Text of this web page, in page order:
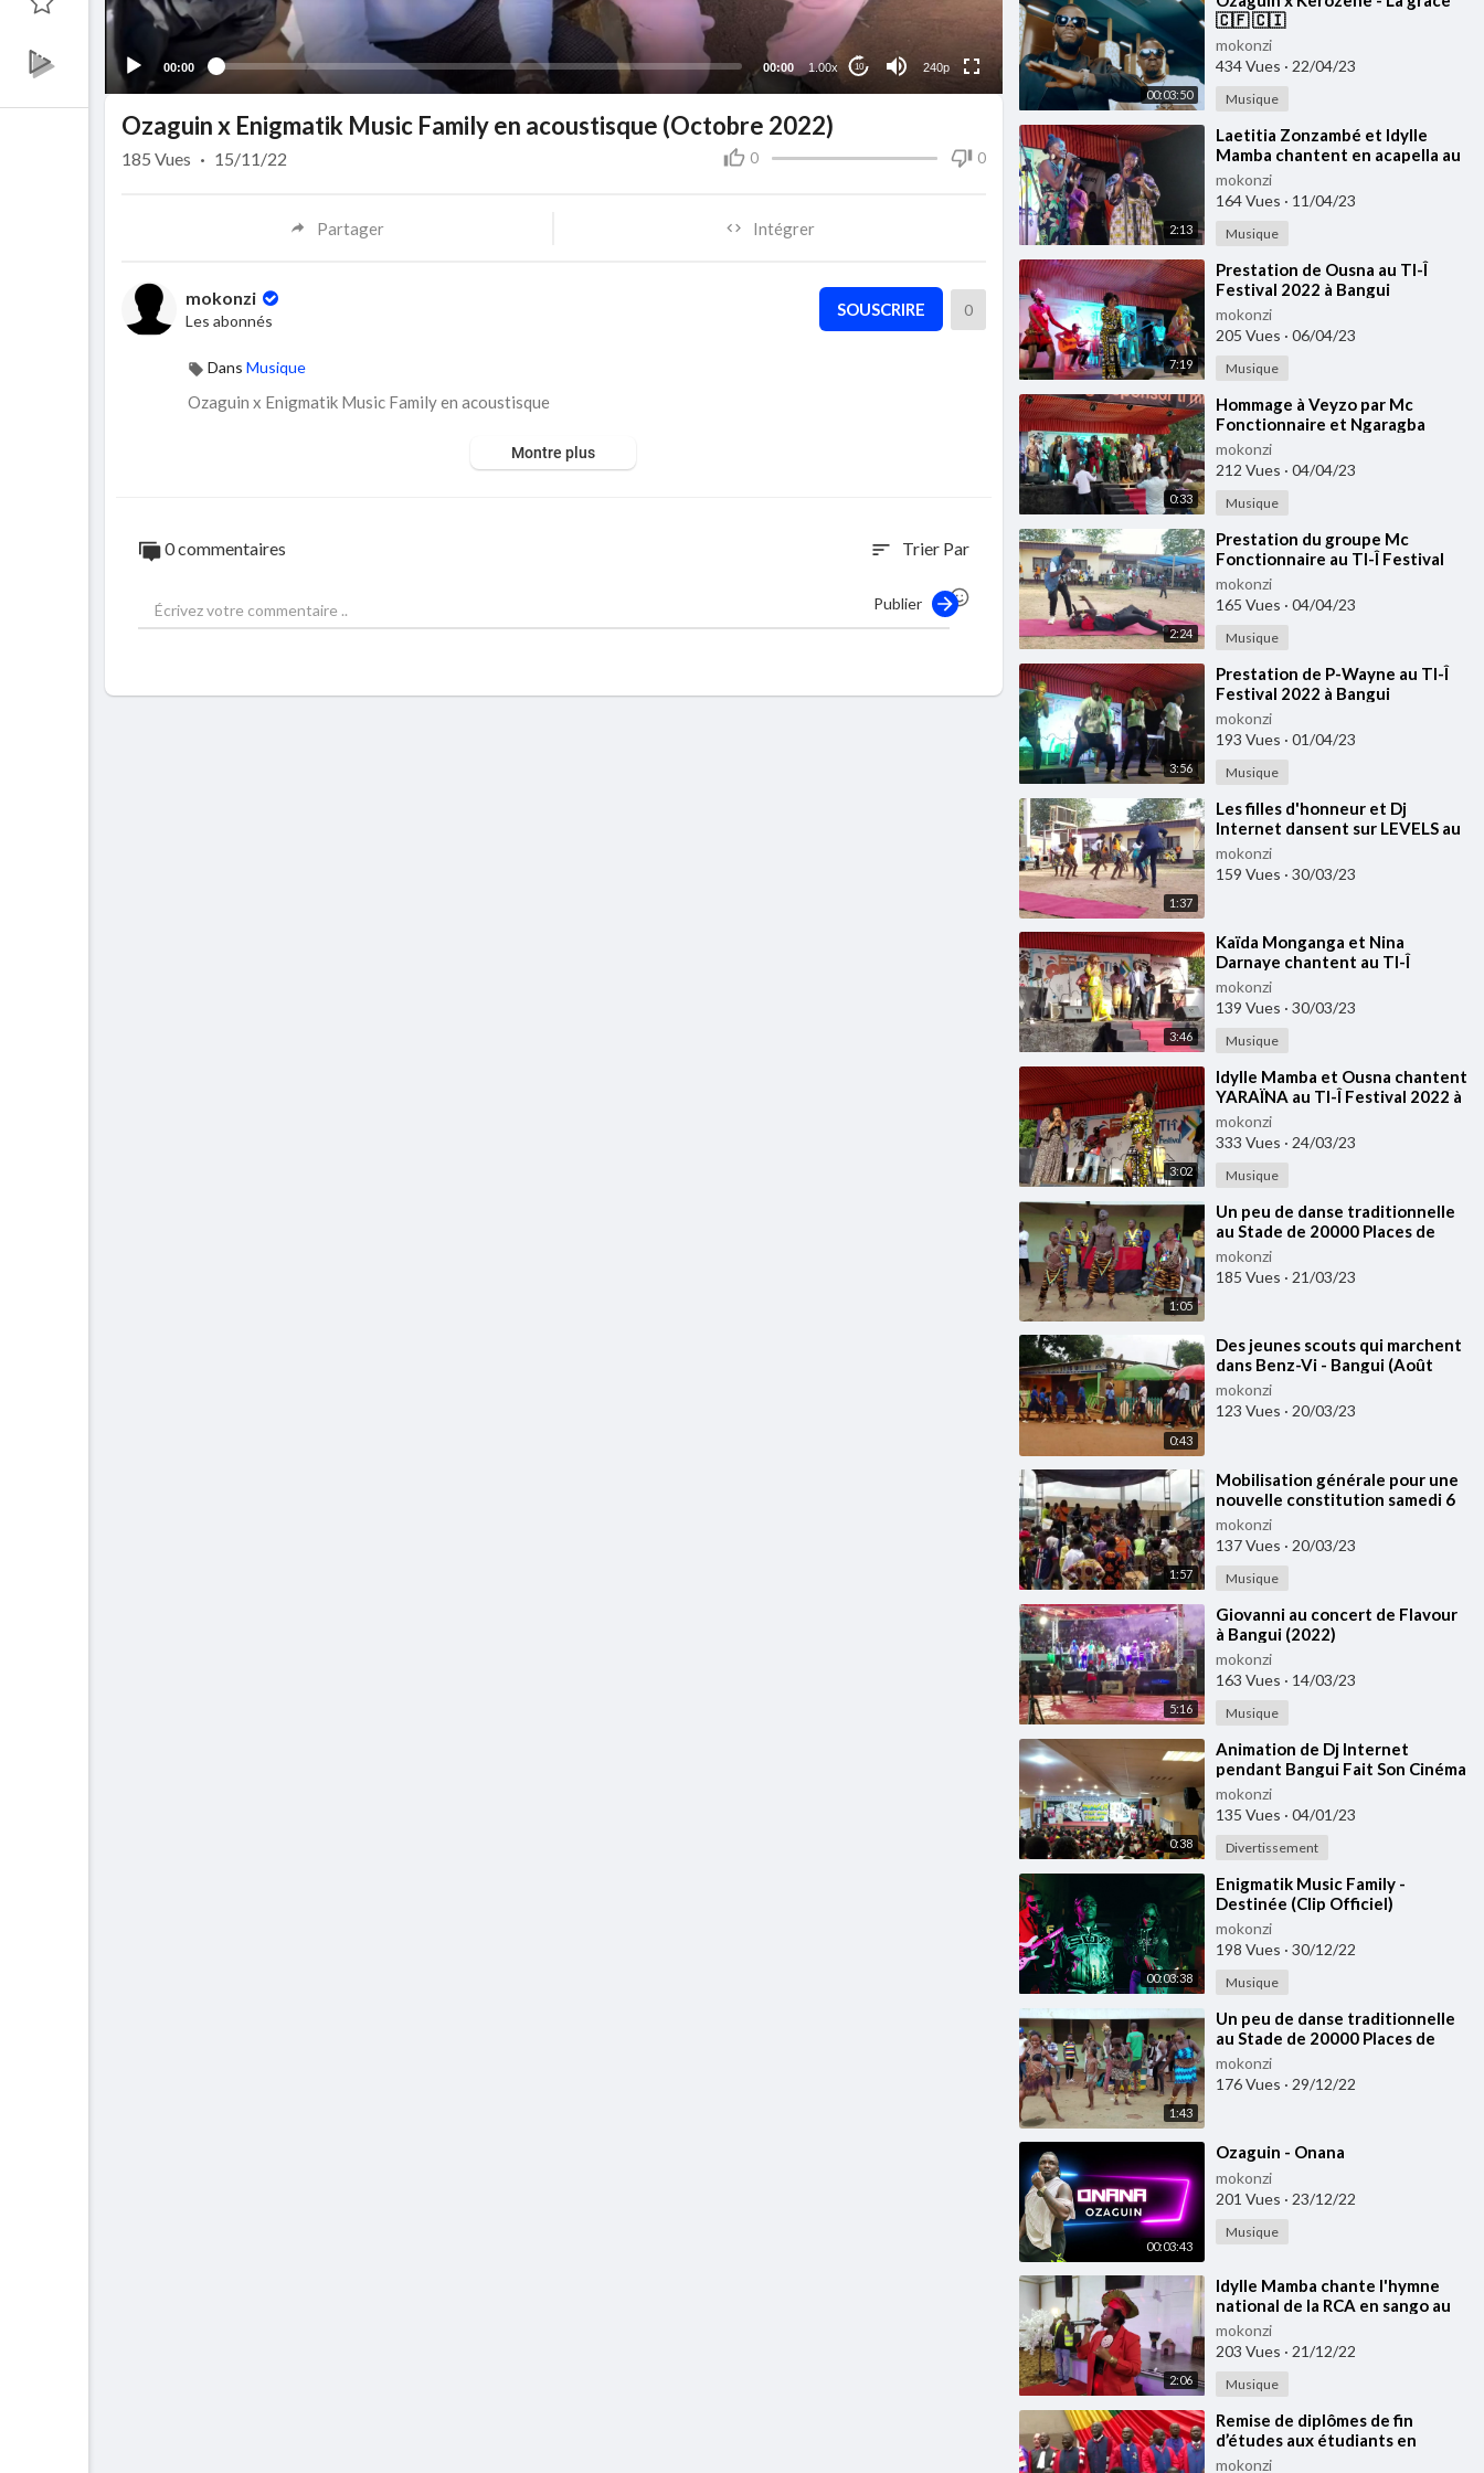
00:00 00:00 1.00x 10 240p
00:03:50
🇨🇫 🇨🇮
mokonzi
434 Vues · 22/04/23
Musique
2:13
⁣Laetitia Zonzambé et Idylle
Mamba chantent en acapella au
TI-Î Festival 2022 à Bangui
mokonzi
164 Vues · 11/04/23
Musique
7:19
⁣Prestation de Ousna au TI-Î
Festival 2022 à Bangui
mokonzi
205 Vues · 06/04/23
Musique
0:33
⁣Hommage à Veyzo par Mc
Fonctionnaire et Ngaragba
Music au TI-Î Festival 2022 à
Bangui
mokonzi
212 Vues · 04/04/23
Musique
2:24
⁣Prestation du groupe Mc
Fonctionnaire au TI-Î Festival
2022 à Bangui
mokonzi
165 Vues · 04/04/23
Musique
3:56
⁣⁣Prestation de P-Wayne au TI-Î
Festival 2022 à Bangui
mokonzi
193 Vues · 01/04/23
Musique
1:37
⁣⁣Les filles d'honneur et Dj
Internet dansent sur LEVELS au
TI-Î Festival 2022 à Bangui
mokonzi
159 Vues · 30/03/23
3:46
⁣⁣Kaïda Monganga et Nina
Darnaye chantent au TI-Î
Festival 2022 à Bangui
mokonzi
139 Vues · 30/03/23
Musique
3:02
⁣Idylle Mamba et Ousna chantent
YARAÏNA au TI-Î Festival 2022 à
Bangui
mokonzi
333 Vues · 24/03/23
Musique
1:05
⁣Un peu de danse traditionnelle
au Stade de 20000 Places de
Bangui (Dec 2022)
mokonzi
185 Vues · 21/03/23
0:43
⁣Des jeunes scouts qui marchent
dans Benz-Vi - Bangui (Août
2022)
mokonzi
123 Vues · 20/03/23
1:57
⁣Mobilisation générale pour une
nouvelle constitution samedi 6
Août 2022 - Bangui
mokonzi
137 Vues · 20/03/23
Musique
5:16
⁣⁣Giovanni au concert de Flavour
à Bangui (2022)
mokonzi
163 Vues · 14/03/23
Musique
0:38
⁣Animation de Dj Internet
pendant Bangui Fait Son Cinéma
au Complexe Scolaire Galaxy
(Nov 2022)
mokonzi
135 Vues · 04/01/23
Divertissement
00:03:38
⁣Enigmatik Music Family -
Destinée (Clip Officiel)
mokonzi
198 Vues · 30/12/22
Musique
1:43
⁣Un peu de danse traditionnelle
au Stade de 20000 Places de
Bangui (Juillet 2022)
mokonzi
176 Vues · 29/12/22
00:03:43
⁣Ozaguin - Onana
mokonzi
201 Vues · 23/12/22
Musique
2:06
⁣⁣Idylle Mamba chante l'hymne
national de la RCA en sango au
⁣2e FDIC à Washington DC / Dec
2022
mokonzi
203 Vues · 21/12/22
Musique
⁣Remise de diplômes de fin
d’études aux étudiants en
médecine de l’université de
mokonzi
Ozaguin x Enigmatik Music Family en acoustisque (Octobre 2022)
0 0
185 Vues · 15/11/22
Partager Intégrer
mokonzi
Les abonnés
SOUSCRIRE 0
Dans Musique
Ozaguin x Enigmatik Music Family en acoustisque
Montre plus
0 commentaires sort Trier Par
Publier